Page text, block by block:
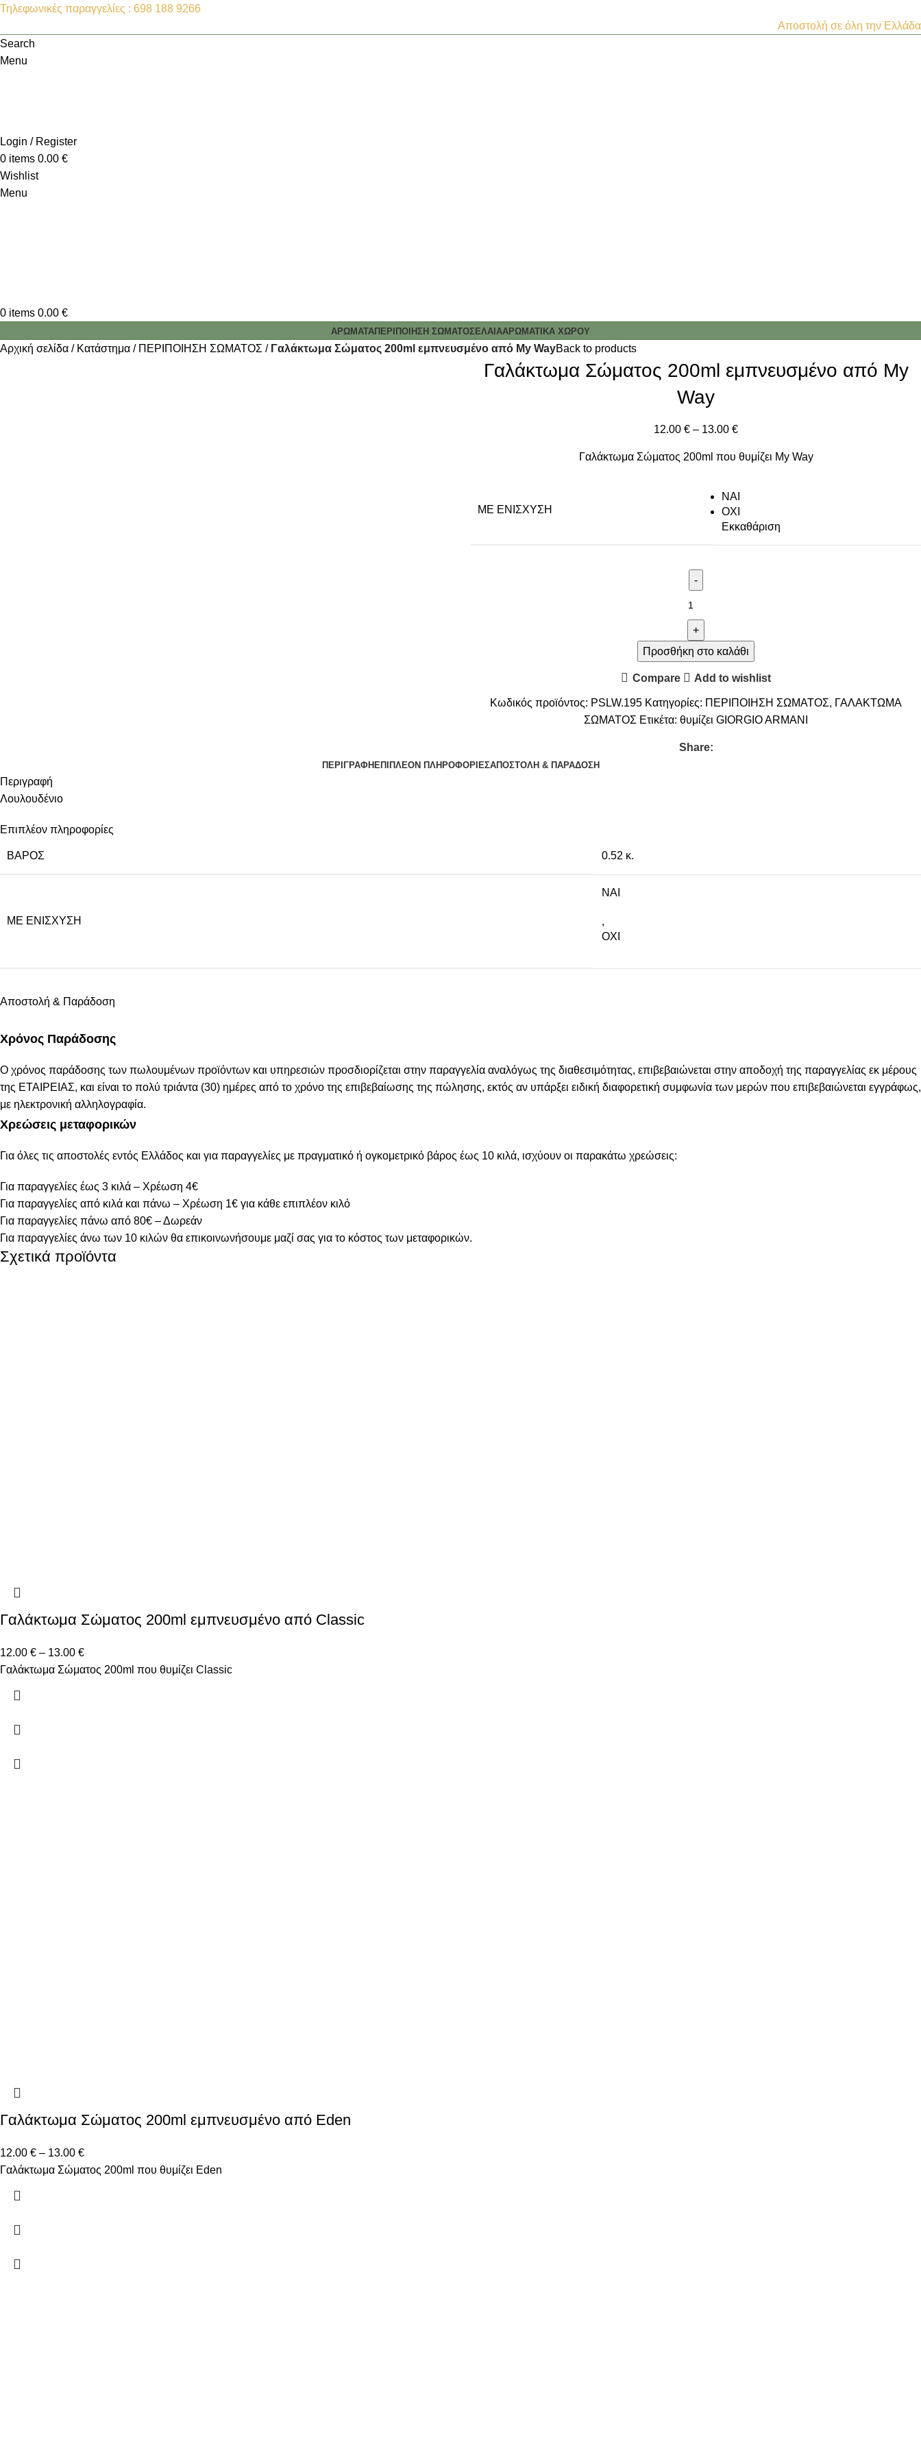
Τηλεφωνικές παραγγελίες : 698 188 9266
Αποστολή σε όλη την Ελλάδα
Search
Menu
Login / Register
0 items 0.00 €
Wishlist
Menu
0 items 0.00 €
ΑΡΩΜΑΤΑΠΕΡΙΠΟΙΗΣΗ ΣΩΜΑΤΟΣ ΕΛΑΙΑΑΡΩΜΑΤΙΚΑ ΧΩΡΟΥ
Αρχική σελίδα Κατάστημα ΠΕΡΙΠΟΙΗΣΗ ΣΩΜΑΤΟΣ Γαλάκτωμα Σώματος 200ml εμπνευσμένο από My WayBack to products
Γαλάκτωμα Σώματος 200ml εμπνευσμένο από My
Way
12.00 € – 13.00 €
Γαλάκτωμα Σώματος 200ml που θυμίζει My Way
ΜΕ ΕΝΊΣΧΥΣΗ
NAI
ΟΧΙ
Εκκαθάριση
Προσθήκη στο καλάθι
Compare Add to wishlist
Κωδικός προϊόντος: PSLW.195 Κατηγορίες: ΠΕΡΙΠΟΙΗΣΗ ΣΩΜΑΤΟΣ, ΓΑΛΑΚΤΩΜΑ
ΣΩΜΑΤΟΣ Ετικέτα: θυμίζει GIORGIO ARMANI
Share:
ΠΕΡΙΓΡΑΦΉ ΕΠΙΠΛΈΟΝ ΠΛΗΡΟΦΟΡΊΕΣΑΠΟΣΤΟΛΉ & ΠΑΡΆΔΟΣΗ
Περιγραφή
Λουλουδένιο
Επιπλέον πληροφορίες
ΒΆΡΟΣ 0.52 κ.
ΜΕ ΕΝΊΣΧΥΣΗ
NAI
,
ΟΧΙ
Αποστολή & Παράδοση
Χρόνος Παράδοσης
Ο χρόνος παράδοσης των πωλουμένων προϊόντων και υπηρεσιών προσδιορίζεται στην παραγγελία αναλόγως της διαθεσιμότητας, επιβεβαιώνεται στην αποδοχή της παραγγελίας εκ μέρους
της ΕΤΑΙΡΕΙΑΣ, και είναι το πολύ τριάντα (30) ημέρες από το χρόνο της επιβεβαίωσης της πώλησης, εκτός αν υπάρξει ειδική διαφορετική συμφωνία των μερών που επιβεβαιώνεται εγγράφως,
με ηλεκτρονική αλληλογραφία.
Χρεώσεις μεταφορικών
Για όλες τις αποστολές εντός Ελλάδος και για παραγγελίες με πραγματικό ή ογκομετρικό βάρος έως 10 κιλά, ισχύουν οι παρακάτω χρεώσεις:
Για παραγγελίες έως 3 κιλά – Χρέωση 4€
Για παραγγελίες από κιλά και πάνω – Χρέωση 1€ για κάθε επιπλέον κιλό
Για παραγγελίες πάνω από 80€ – Δωρεάν
Για παραγγελίες άνω των 10 κιλών θα επικοινωνήσουμε μαζί σας για το κόστος των μεταφορικών.
Σχετικά προϊόντα
Γαλάκτωμα Σώματος 200ml εμπνευσμένο από Classic
12.00 € – 13.00 €
Γαλάκτωμα Σώματος 200ml που θυμίζει Classic
Γαλάκτωμα Σώματος 200ml εμπνευσμένο από Eden
12.00 € – 13.00 €
Γαλάκτωμα Σώματος 200ml που θυμίζει Eden